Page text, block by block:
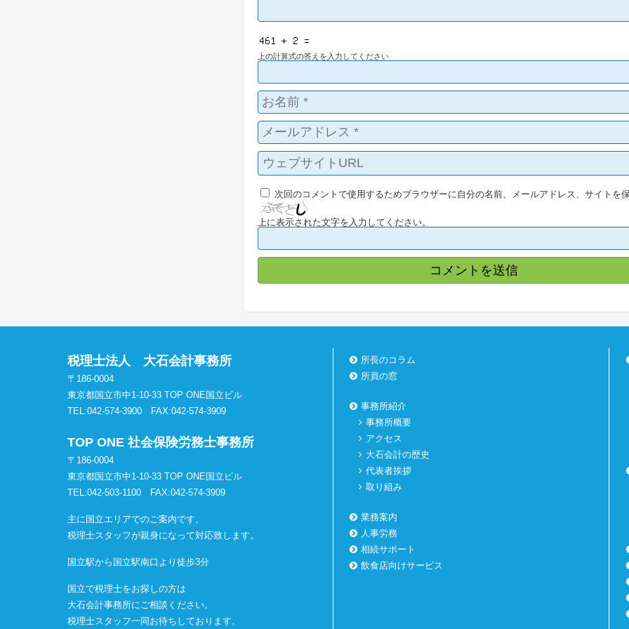
上の計算式の答えを入力してください
次回のコメントで使用するためブラウザーに自分の名前、メールアドレス、サイトを保
上に表示された文字を入力してください。
税理士法人 大石会計事務所
〒186-0004
東京都国立市中1-10-33 TOP ONE国立ビル
TEL:042-574-3900 FAX:042-574-3909
TOP ONE 社会保険労務士事務所
〒186-0004
東京都国立市中1-10-33 TOP ONE国立ビル
TEL:042-503-1100 FAX:042-574-3909
主に国立エリアでのご案内です。
税理士スタッフが親身になって対応致します。
国立駅から国立駅南口より徒歩3分
国立で税理士をお探しの方は
大石会計事務所にご相談ください。
税理士スタッフ一同お待ちしております。
所長のコラム
所員の窓
事務所紹介
事務所概要
アクセス
大石会計の歴史
代表者挨拶
取り組み
業務案内
人事労務
相続サポート
飲食店向けサービス